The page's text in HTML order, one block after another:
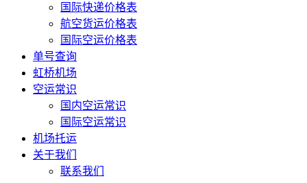
国际快递价格表
航空货运价格表
国际空运价格表
单号查询
虹桥机场
空运常识
国内空运常识
国际空运常识
机场托运
关于我们
联系我们